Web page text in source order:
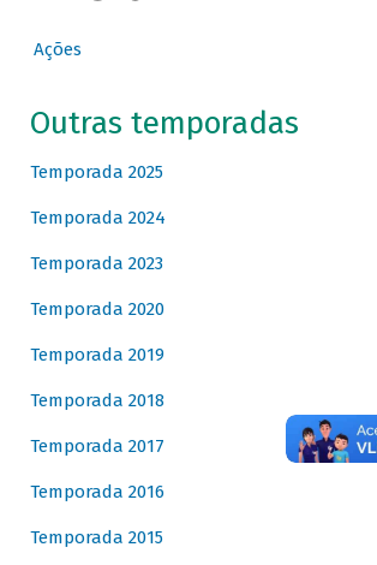
Ações
Outras temporadas
Temporada 2025
Temporada 2024
Temporada 2023
Temporada 2020
Temporada 2019
Temporada 2018
Temporada 2017
Temporada 2016
Temporada 2015